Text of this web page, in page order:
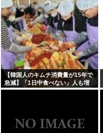
【韓国人のキムチ消費量が15年で
急減】「1日中食べない」人も増
加